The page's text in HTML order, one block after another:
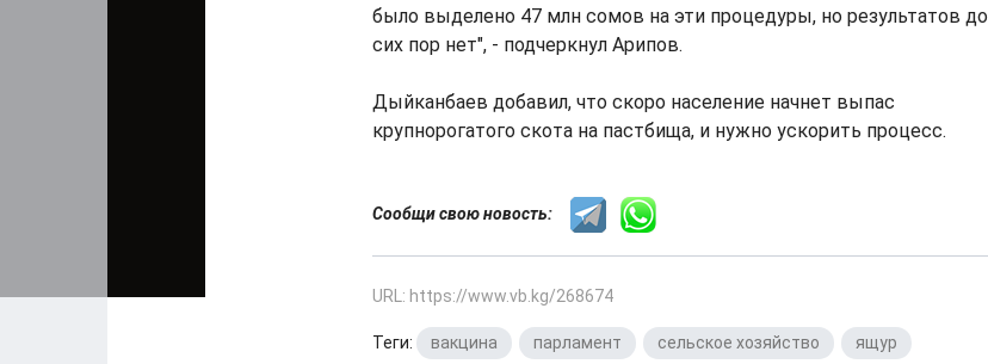
было выделено 47 млн сомов на эти процедуры, но результатов до
сих пор нет", - подчеркнул Арипов.
Дыйканбаев добавил, что скоро население начнет выпас
крупнорогатого скота на пастбища, и нужно ускорить процесс.
Сообщи свою новость:
URL: https://www.vb.kg/268674
Теги: вакцина парламент сельское хозяйство ящур